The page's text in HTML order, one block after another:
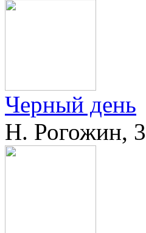
Черный день
Н. Рогожин,